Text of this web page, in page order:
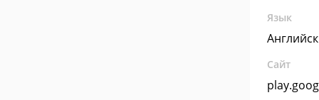
Язык
Сайт